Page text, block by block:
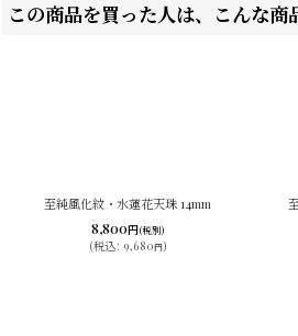
この商品を買った人は、こんな商
至純風化紋・水蓮花天珠 14mm
8,800円(税別)
(税込: 9,680円)